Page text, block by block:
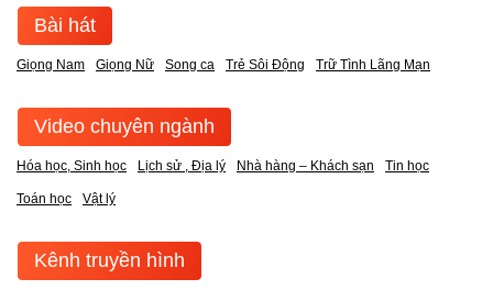
Bài hát
Giọng Nam Giọng Nữ Song ca Trẻ Sôi Động Trữ Tình Lãng Mạn
Video chuyên ngành
Hóa học, Sinh học Lịch sử , Địa lý Nhà hàng – Khách sạn Tin học
Toán học Vật lý
Kênh truyền hình